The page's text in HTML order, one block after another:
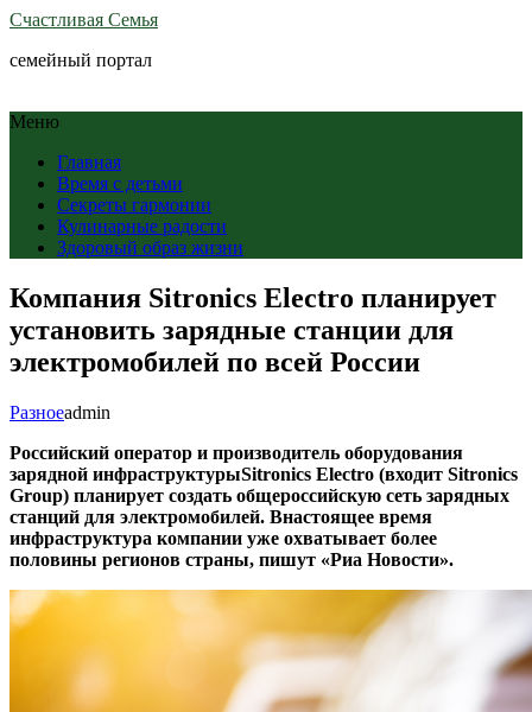
Счастливая Семья
семейный портал
Меню
Главная
Время с детьми
Секреты гармонии
Кулинарные радости
Здоровый образ жизни
Компания Sitronics Electro планирует
установить зарядные станции для
электромобилей по всей России
Разноеadmin
Российский оператор и производитель оборудования
зарядной инфраструктурыSitronics Electro (входит Sitronics
Group) планирует создать общероссийскую сеть зарядных
станций для электромобилей. Внастоящее время
инфраструктура компании уже охватывает более
половины регионов страны, пишут «Риа Новости».